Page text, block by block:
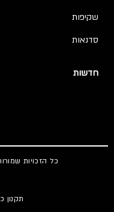
שקיפות
סדנאות
חדשות
כל הזכויות שמורות
תקנון